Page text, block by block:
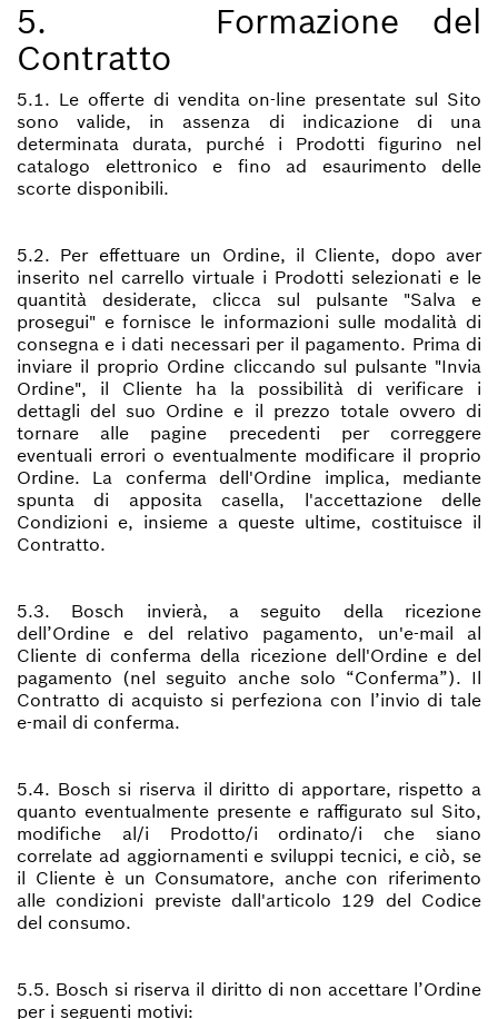
5. Formazione del
Contratto
5.1. Le offerte di vendita on-line presentate sul Sito
sono valide, in assenza di indicazione di una
determinata durata, purché i Prodotti figurino nel
catalogo elettronico e fino ad esaurimento delle
scorte disponibili.
5.2. Per effettuare un Ordine, il Cliente, dopo aver
inserito nel carrello virtuale i Prodotti selezionati e le
quantità desiderate, clicca sul pulsante "Salva e
prosegui" e fornisce le informazioni sulle modalità di
consegna e i dati necessari per il pagamento. Prima di
inviare il proprio Ordine cliccando sul pulsante "Invia
Ordine", il Cliente ha la possibilità di verificare i
dettagli del suo Ordine e il prezzo totale ovvero di
tornare alle pagine precedenti per correggere
eventuali errori o eventualmente modificare il proprio
Ordine. La conferma dell'Ordine implica, mediante
spunta di apposita casella, l'accettazione delle
Condizioni e, insieme a queste ultime, costituisce il
Contratto.
5.3. Bosch invierà, a seguito della ricezione
dell’Ordine e del relativo pagamento, un'e-mail al
Cliente di conferma della ricezione dell'Ordine e del
pagamento (nel seguito anche solo “Conferma”). Il
Contratto di acquisto si perfeziona con l’invio di tale
e-mail di conferma.
5.4. Bosch si riserva il diritto di apportare, rispetto a
quanto eventualmente presente e raffigurato sul Sito,
modifiche al/i Prodotto/i ordinato/i che siano
correlate ad aggiornamenti e sviluppi tecnici, e ciò, se
il Cliente è un Consumatore, anche con riferimento
alle condizioni previste dall'articolo 129 del Codice
del consumo.
5.5. Bosch si riserva il diritto di non accettare l’Ordine
per i seguenti motivi: